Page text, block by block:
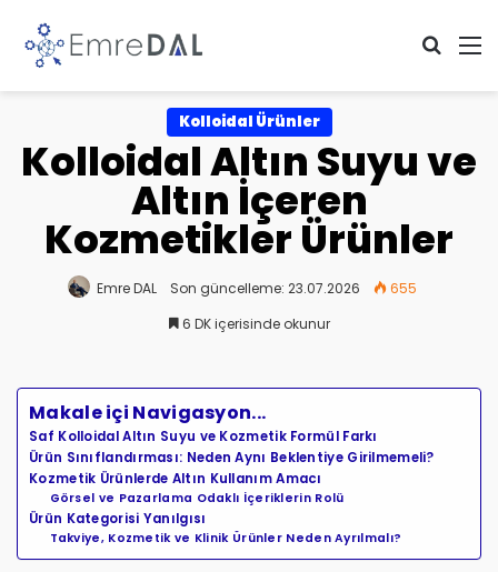
Kolloidal Ürünler
Kolloidal Altın Suyu ve
Altın İçeren
Kozmetikler Ürünler
Emre DAL Son güncelleme: 23.07.2026
655
6 DK içerisinde okunur
Makale içi Navigasyon...
Saf Kolloidal Altın Suyu ve Kozmetik Formül Farkı
Ürün Sınıflandırması: Neden Aynı Beklentiye Girilmemeli?
Kozmetik Ürünlerde Altın Kullanım Amacı
Görsel ve Pazarlama Odaklı İçeriklerin Rolü
Ürün Kategorisi Yanılgısı
Takviye, Kozmetik ve Klinik Ürünler Neden Ayrılmalı?